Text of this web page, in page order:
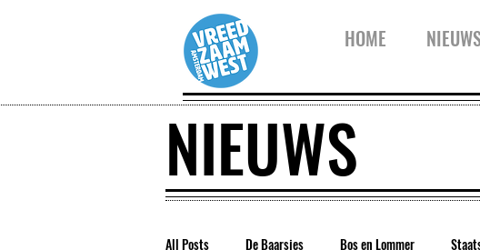
HOME
NIEUWS
All Posts De Baarsjes Bos en Lommer